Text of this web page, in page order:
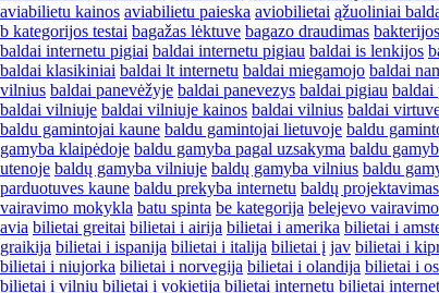
aviabilietu kainos aviabilietu paieska aviobilietai ąžuoliniai
b kategorijos testai bagažas lėktuve bagazo draudimas
baldai internetu pigiai baldai internetu pigiau baldai is lenkijos
baldai klasikiniai baldai lt internetu baldai miegamojo baldai
vilnius baldai panevėžyje baldai panevezys baldai pigiau baldai
baldai vilniuje baldai vilniuje kainos baldai vilnius baldai
baldu gamintojai kaune baldu gamintojai lietuvoje baldu
gamyba klaipėdoje baldu gamyba pagal uzsakyma baldu
utenoje baldų gamyba vilniuje baldų gamyba vilnius baldu
parduotuves kaune baldu prekyba internetu baldų projektavimas
vairavimo mokykla batu spinta be kategorija belejevo
avia bilietai greitai bilietai i airija bilietai i amerika bilietai i
graikija bilietai i ispanija bilietai i italija bilietai į jav bilietai i
bilietai i niujorka bilietai i norvegija bilietai i olandija bilietai i
bilietai i vilniu bilietai i vokietija bilietai internetu bilietai